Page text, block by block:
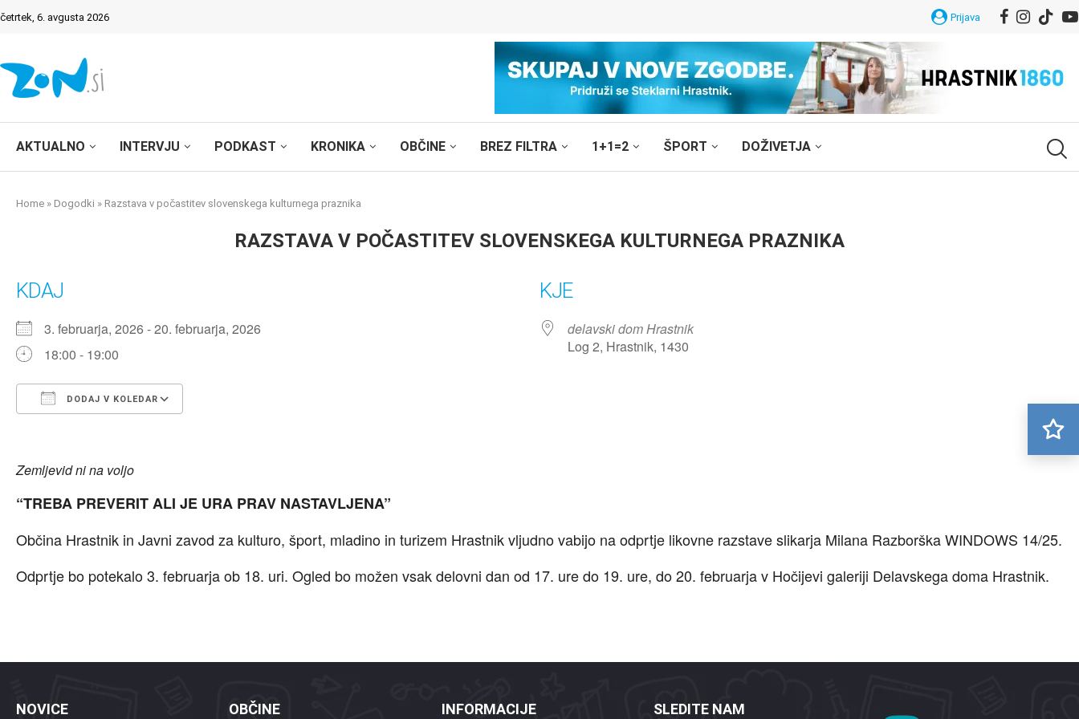
četrtek, 6. avgusta 2026 Prijava
AKTUALNO INTERVJU PODKAST KRONIKA OBČINE BREZ FILTRA 1+1=2 ŠPORT DOŽIVETJA
Home » Dogodki » Razstava v počastitev slovenskega kulturnega praznika
RAZSTAVA V POČASTITEV SLOVENSKEGA KULTURNEGA PRAZNIKA
KDAJ
3. februarja, 2026 - 20. februarja, 2026
18:00 - 19:00
DODAJ V KOLEDAR
KJE
delavski dom Hrastnik
Log 2, Hrastnik, 1430
Zemljevid ni na voljo
“TREBA PREVERIT ALI JE URA PRAV NASTAVLJENA”
Občina Hrastnik in Javni zavod za kulturo, šport, mladino in turizem Hrastnik vljudno vabijo na odprtje likovne razstave slikarja Milana Razborška WINDOWS 14/25.
Odprtje bo potekalo 3. februarja ob 18. uri. Ogled bo možen vsak delovni dan od 17. ure do 19. ure, do 20. februarja v Hočijevi galeriji Delavskega doma Hrastnik.
NOVICE OBČINE INFORMACIJE SLEDITE NAM